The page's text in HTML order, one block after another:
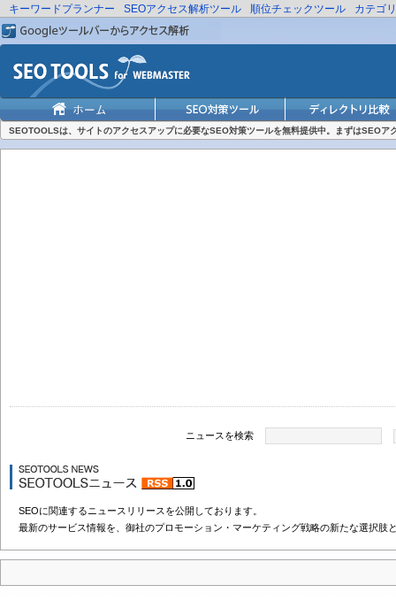
キーワードプランナー SEOアクセス解析ツール 順位チェックツール カテゴ
SEOTOOLSは、サイトのアクセスアップに必要なSEO対策ツールを無料提供中。まずはSEOア
ニュースを検索
SEOに関連するニュースリリースを公開しております。
最新のサービス情報を、御社のプロモーション・マーケティング戦略の新たな選択肢